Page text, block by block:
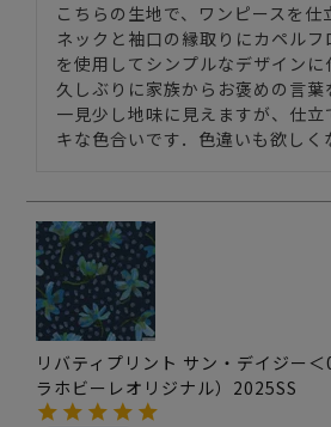
こちらの生地で、ワンピースを仕
ネックと袖口の縁取りにカペル
を使用してシンプルなデザインに
久しぶりに家族からお褒めの言葉
一見少し地味に見えますが、仕立
キな色合いです．色違いも欲しく
リバティプリント サン・デイジー
ラホビーレオリジナル）2025SS